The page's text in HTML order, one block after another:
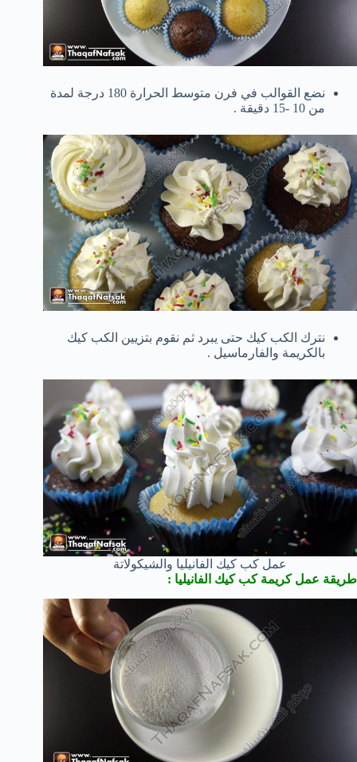
نضع القوالب في فرن متوسط الحرارة 180 درجة لمدة
من 10 -15 دقيقة .
نترك الكب كيك حتى يبرد ثم نقوم بتزيين الكب كيك
بالكريمة والفارماسيل .
عمل كب كيك الفانيليا والشيكولاتة
طريقة عمل كريمة كب كيك الفانيليا :